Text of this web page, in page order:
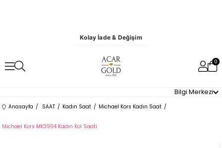
Kolay İade & Değişim
0
Bilgi Merkezi
Anasayfa SAAT Kadın Saat Michael Kors Kadın Saat
Michael Kors MK3904 Kadın Kol Saati